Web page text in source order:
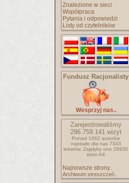
Znalezione w sieci
Współpraca
Pytania i odpowiedzi
Listy od czytelników
Fundusz Racjonalisty
Wesprzyj nas..
Zarejestrowaliśmy
296.759.141wizyt
Ponad 1062 autorów
napisało dla nas 7343
tekstów. Zajęłyby one 28930
stron A4
Najnowsze strony..
Archiwum streszczeń..